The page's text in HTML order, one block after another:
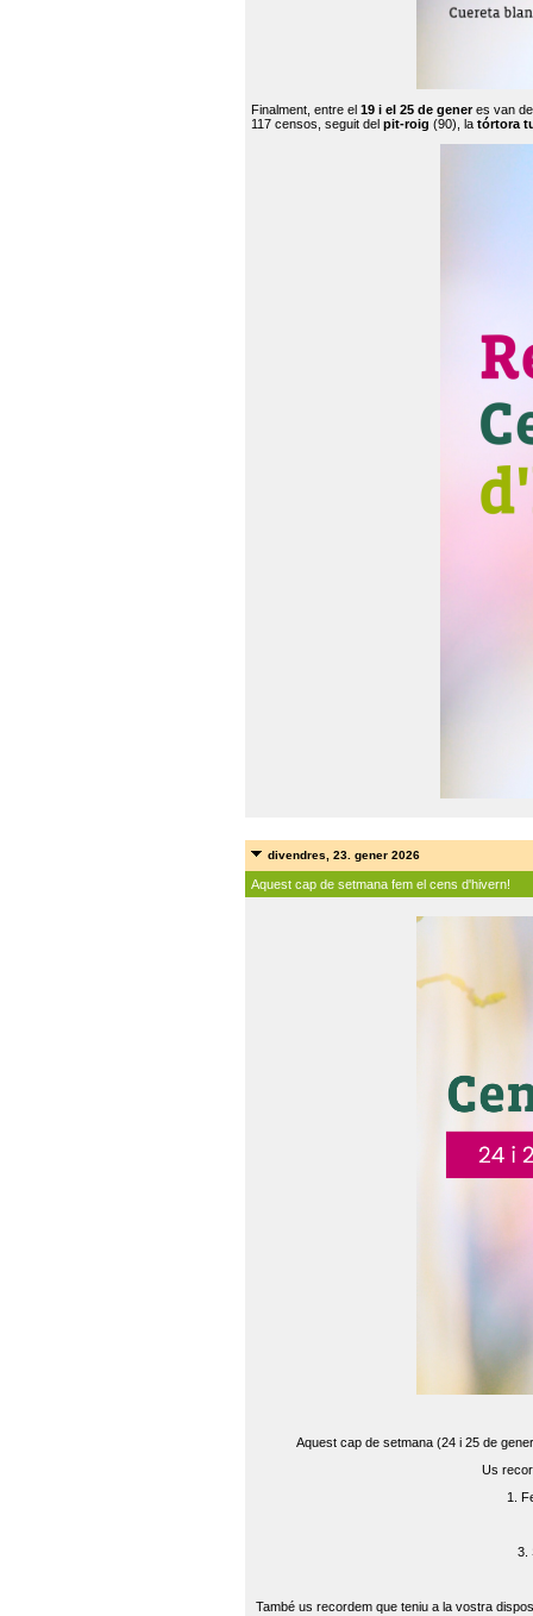
Finalment, entre el 19 i el 25 de generes van
117 censos, seguit del pit-roig (90), la tórtora
divendres, 23. gener 2026
Aquest cap de setmana fem el cens d'hivern!
Aquest cap de setmana (24 i 25 de
Us
1.
3.
També us recordem que teniu a la vostra